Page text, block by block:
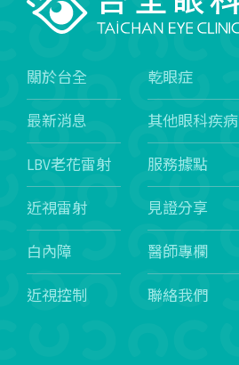
關於台全
最新消息
LBV老花雷射
近視雷射
白內障
近視控制
乾眼症
其他眼科疾病
服務據點
見證分享
醫師專欄
聯絡我們